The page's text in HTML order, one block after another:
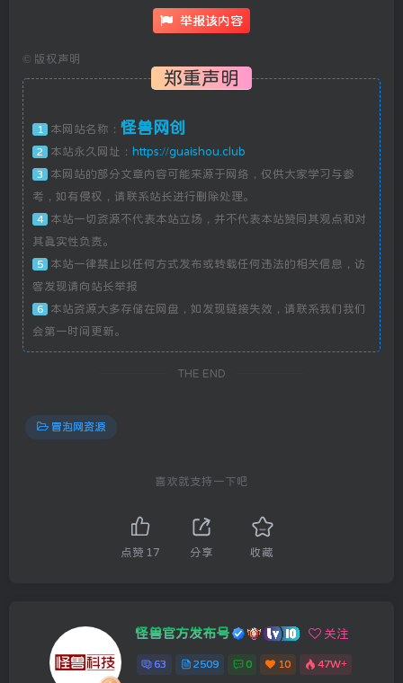
举报该内容
© 版权声明
郑重声明
1 本网站名称： 怪兽网创
2 本站永久网址： https://guaishou.club
3
本网站的部分文章内容可能来源于网络，仅供大家学习与参
考，如有侵权，请联系站长进行删除处理。
4
本站一切资源不代表本站立场，并不代表本站赞同其观点和对
其真实性负责。
5
本站一律禁止以任何方式发布或转载任何违法的相关信息，访
客发现请向站长举报
6
本站资源大多存储在网盘，如发现链接失效，请联系我们我们
会第一时间更新。
THE END
冒泡网资源
喜欢就支持一下吧
点赞 17 分享 收藏
怪兽官方发布号 关注
63 2509 0 10 47W+